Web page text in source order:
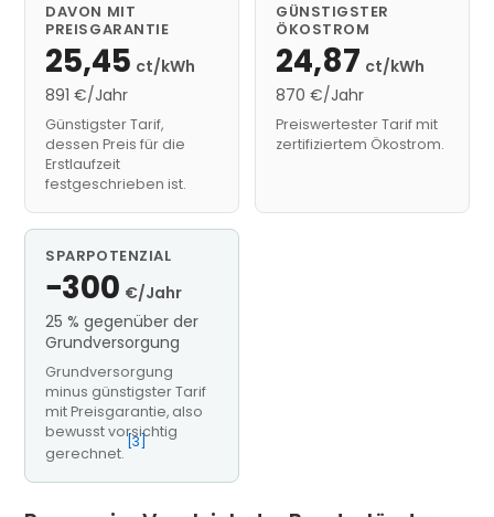
DAVON MIT
PREISGARANTIE
25,45 ct/kWh
891 €/Jahr
Günstigster Tarif,
dessen Preis für die
Erstlaufzeit
festgeschrieben ist.
GÜNSTIGSTER
ÖKOSTROM
24,87 ct/kWh
870 €/Jahr
Preiswertester Tarif mit
zertifiziertem Ökostrom.
SPARPOTENZIAL
−300 €/Jahr
25 % gegenüber der
Grundversorgung
Grundversorgung
minus günstigster Tarif
mit Preisgarantie, also
bewusst vorsichtig
gerechnet.
[3]